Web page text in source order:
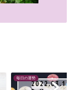
毎日の運勢